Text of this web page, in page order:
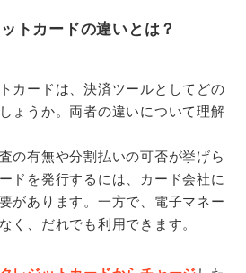
トカードの違いとは？
カードは、決済ツールとしてどの
ょうか。両者の違いについて理解
の有無や分割払いの可否が挙げら
ドを発行するには、カード会社に
があります。一方で、電子マネー
く、だれでも利用できます。